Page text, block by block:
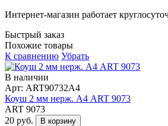
Интернет-магазин работает
Быстрый заказ
Похожие товары
К сравнению Убрать
В наличии
Арт: ART90732А4
Коуш 2 мм нерж. А4 ART 9073
ART 9073
20 руб.
В корзину